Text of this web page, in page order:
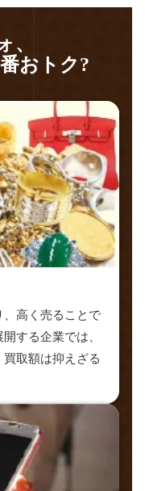
、
おトク?
高く売ることで
する企業では、
取額は抑えざる